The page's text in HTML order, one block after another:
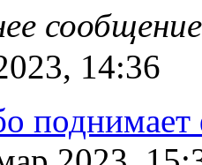
14:36
поднимает